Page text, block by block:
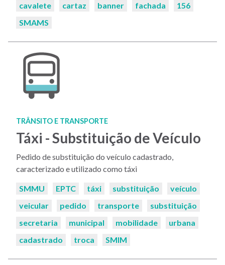
cavalete
cartaz banner fachada
156
SMAMS
TRÂNSITO E TRANSPORTE
Táxi - Substituição de Veículo
Pedido de substituição do veículo cadastrado,
caracterizado e utilizado como táxi
Palavras-
SMMU EPTC táxi substituição
veículo
veicular
pedido transporte
substituição
secretaria
municipal mobilidade
urbana
cadastrado
troca SMIM